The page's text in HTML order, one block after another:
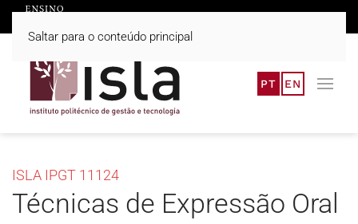
Saltar para o conteúdo principal
PT EN
ISLA IPGT 11124
Técnicas de Expressão Oral